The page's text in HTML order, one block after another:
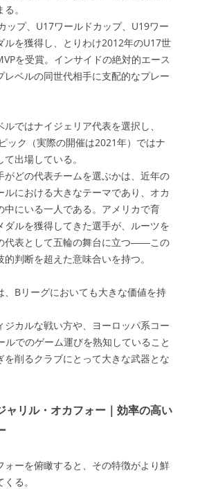
。
ップ、U17ワールドカップ、U19ワー
ルを獲得し、とりわけ2012年のU17世
を受賞。インサイドの絶対的エース
レベルの同世代相手に支配的なプレー
ではナイジェリア代表を選択し、
ック（実際の開催は2021年）ではナ
出場している。
がどの代表チームを選ぶかは、近年の
ルにおける大きなテーマであり、オカ
中にいる一人である。アメリカで育
ダルを獲得してきた選手が、ルーツを
代表として五輪の舞台に立つ――この
判断を超えた意味合いを持つ。
、Bリーグにおいても大きな価値を持
ジカルな戦い方や、ヨーロッパ系コー
ルでのゲーム運びを熟知していること
を削るクラブにとって大きな武器とな
ャリル・オカフォー｜効率の高い
ォーを俯瞰すると、その特徴がより鮮
る。